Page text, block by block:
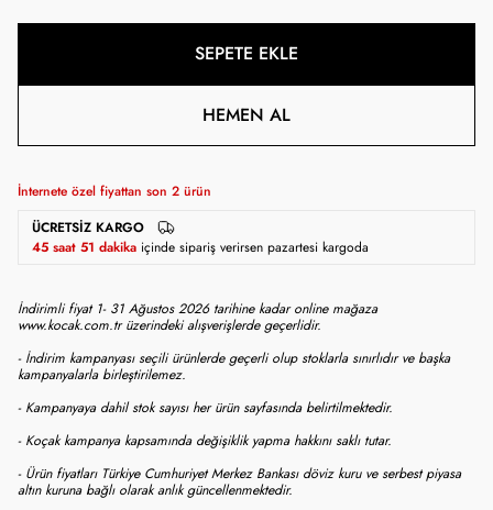
SEPETE EKLE
HEMEN AL
İnternete özel fiyattan son 2 ürün
ÜCRETSIZ KARGO
45 saat 51 dakika içinde sipariş verirsen pazartesi kargoda
İndirimli fiyat 1- 31 Ağustos 2026 tarihine kadar online mağaza
www.kocak.com.tr üzerindeki alışverişlerde geçerlidir.
- İndirim kampanyası seçili ürünlerde geçerli olup stoklarla sınırlıdır ve başka
kampanyalarla birleştirilemez.
- Kampanyaya dahil stok sayısı her ürün sayfasında belirtilmektedir.
- Koçak kampanya kapsamında değişiklik yapma hakkını saklı tutar.
- Ürün fiyatları Türkiye Cumhuriyet Merkez Bankası döviz kuru ve serbest piyasa
altın kuruna bağlı olarak anlık güncellenmektedir.